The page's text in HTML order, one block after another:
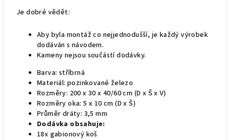
Je dobré vědět:
Aby byla montáž co nejjednodušší, je každý výrobek
dodáván s návodem.
Kameny nejsou součástí dodávky.
Barva: stříbrná
Materiál: pozinkované železo
Rozměry: 200 x 30 x 40/60 cm (D x Š x V)
Rozměry oka: 5 x 10 cm (D x Š)
Průměr dráty: 3,5 mm
Dodávka obsahuje:
18x gabionový koš